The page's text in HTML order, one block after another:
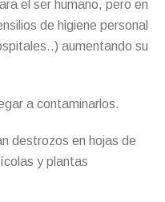
el ser humano, pero en
de higiene personal
aumentando su
a contaminarlos.
destrozos en hojas de
y plantas